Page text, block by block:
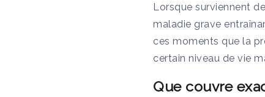
Lorsque surviennent
maladie grave
ces moments que la
certain niveau de vie
Que couvre